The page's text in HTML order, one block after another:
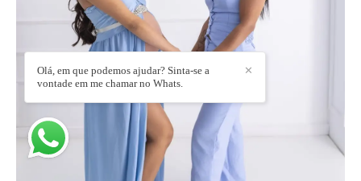
✕
Olá, em que podemos ajudar? Sinta-se a
vontade em me chamar no Whats.